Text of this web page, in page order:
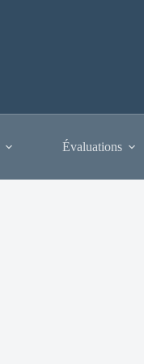
Évaluations